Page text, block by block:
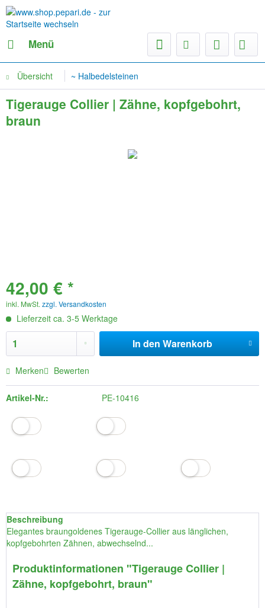
Menü
Übersicht ~ Halbedelsteinen
Tigerauge Collier | Zähne, kopfgebohrt,
braun
42,00 € *
inkl. MwSt. zzgl. Versandkosten
Lieferzeit ca. 3-5 Werktage
In den Warenkorb
Merken Bewerten
Artikel-Nr.: PE-10416
Beschreibung
Elegantes braungoldenes Tigerauge-Collier aus länglichen,
kopfgebohrten Zähnen, abwechselnd...
Produktinformationen "Tigerauge Collier |
Zähne, kopfgebohrt, braun"